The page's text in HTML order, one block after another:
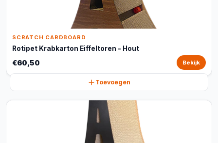
SCRATCH CARDBOARD
Rotipet Krabkarton Eiffeltoren - Hout
€60,50 Bekijk
Toevoegen